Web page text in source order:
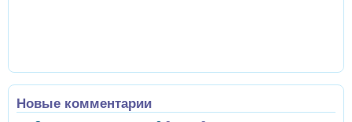
Новые комментарии